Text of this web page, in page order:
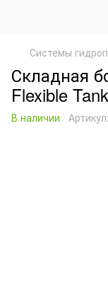
Системы
Складная
Flexible Tank
В наличии Артикул: